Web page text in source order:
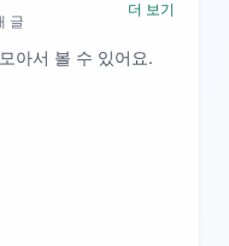
글
더 보기
아서 볼 수 있어요.